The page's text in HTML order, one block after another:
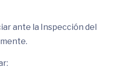
ante la Inspección del